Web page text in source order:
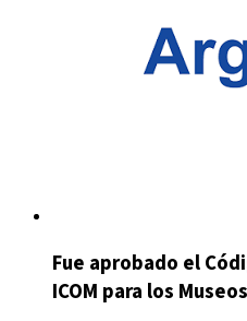
Fue aprobado el
ICOM para los Museos